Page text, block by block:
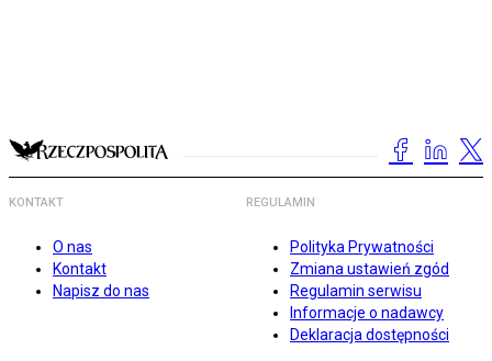
KONTAKT
O nas
Kontakt
Napisz do nas
REGULAMIN
Polityka Prywatności
Zmiana ustawień zgód
Regulamin serwisu
Informacje o nadawcy
Deklaracja dostępności